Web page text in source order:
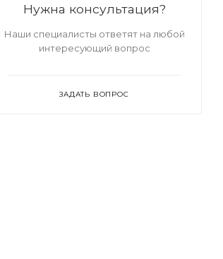
Нужна консультация?
Наши специалисты ответят на любой
интересующий вопрос
ЗАДАТЬ ВОПРОС